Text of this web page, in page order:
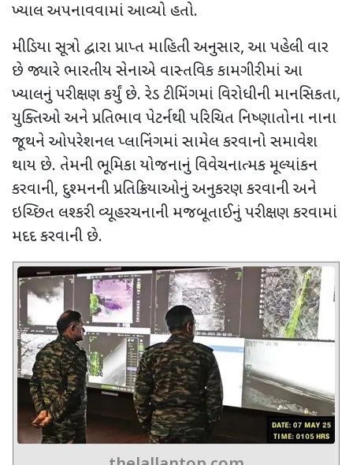
ખ્યાલ અપનાવવામાં આવ્યો હતો.
મીડિયા સૂત્રો દ્વારા પ્રાપ્ત માહિતી અનુસાર, આ પહેલી વાર
છે જ્યારે ભારતીય સેનાએ વાસ્તવિક કામગીરીમાં આ
ખ્યાલનું પરીક્ષણ કર્યું છે. રેડ ટીમિંગમાં વિરોધીની માનસિકતા,
યુક્તિઓ અને પ્રતિભાવ પેટર્નથી પરિચિત નિષ્ણાતોના નાના
જૂથને ઓપરેશનલ પ્લાનિંગમાં સામેલ કરવાનો સમાવેશ
થાય છે. તેમની ભૂમિકા યોજનાનું વિવેચનાત્મક મૂલ્યાંકન
કરવાની, દુશ્મનની પ્રતિક્રિયાઓનું અનુકરણ કરવાની અને
ઇચ્છિત લશ્કરી વ્યૂહરચનાની મજબૂતાઈનું પરીક્ષણ કરવામાં
મદદ કરવાની છે.